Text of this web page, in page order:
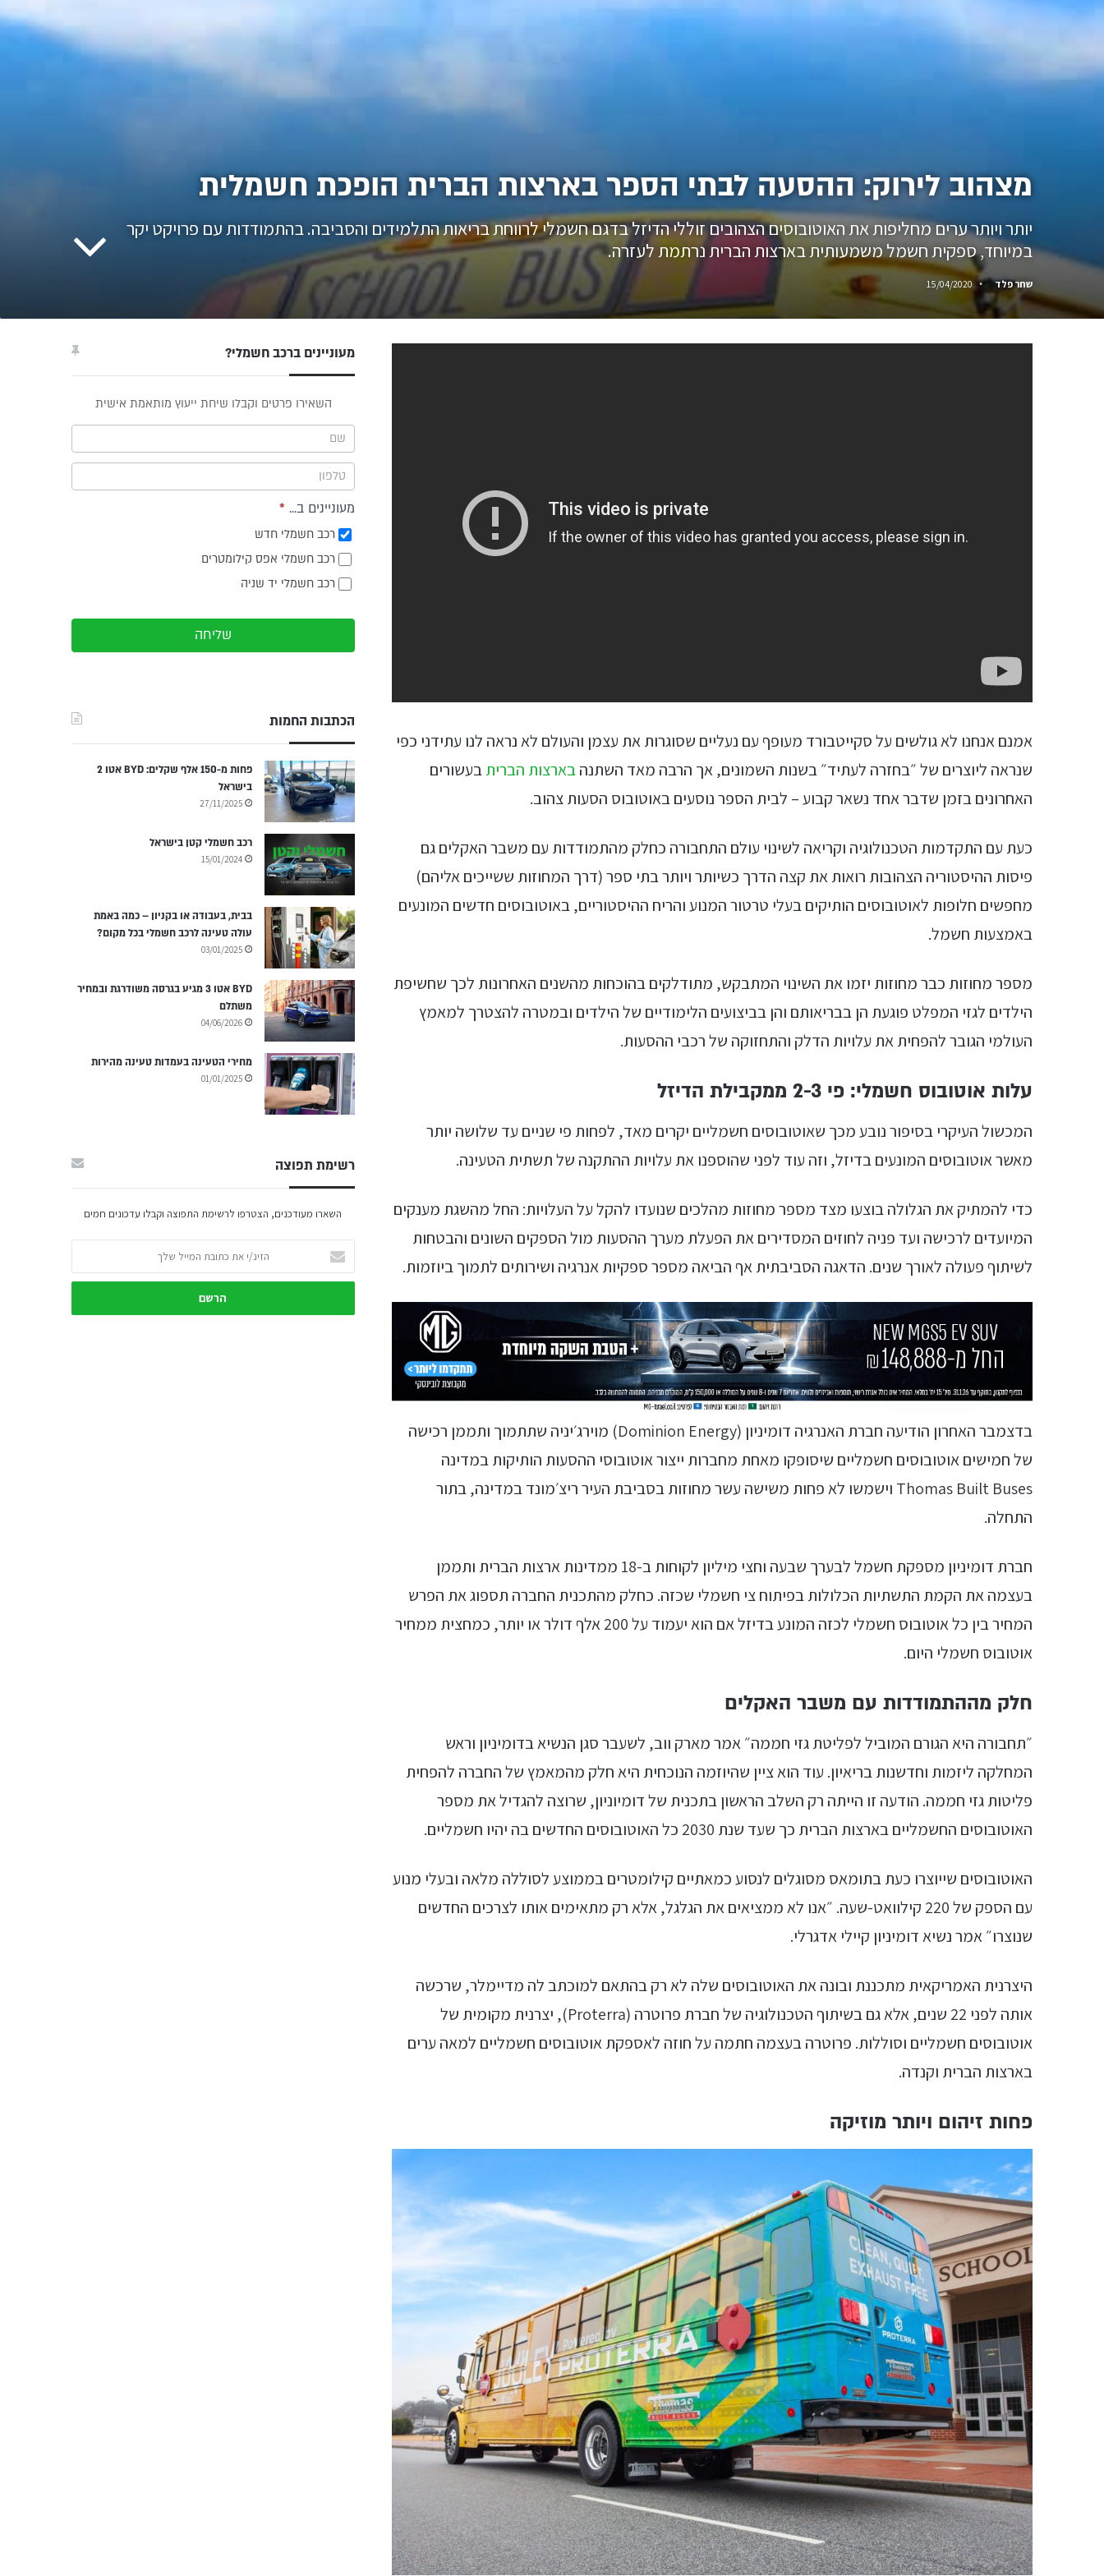
מצהוב לירוק: ההסעה לבתי הספר בארצות הברית הופכת חשמלית
יותר ויותר ערים מחליפות את האוטובוסים הצהובים זוללי הדיזל בדגם חשמלי לרווחת בריאות התלמידים והסביבה. בהתמודדות עם פרויקט יקר
במיוחד, ספקית חשמל משמעותית בארצות הברית נרתמת לעזרה.
שחר פלד 15/04/2020
אמנם אנחנו לא גולשים על סקייטבורד מעופף עם נעליים שסוגרות את עצמן והעולם לא נראה לנו עתידני כפי
שנראה ליוצרים של ״בחזרה לעתיד״ בשנות השמונים, אך הרבה מאד השתנהבארצות הבריתבעשורים
האחרונים בזמן שדבר אחד נשאר קבוע – לבית הספר נוסעים באוטובוס הסעות צהוב.
כעת עם התקדמות הטכנולוגיה וקריאה לשינוי עולם התחבורה כחלק מהתמודדות עם משבר האקלים גם
פיסות ההיסטוריה הצהובות רואות את קצה הדרך כשיותר ויותר בתי ספר (דרך המחוזות ששייכים אליהם)
מחפשים חלופות לאוטובוסים הותיקים בעלי טרטור המנוע והריח ההיסטוריים, באוטובוסים חדשים המונעים
באמצעות חשמל.
מספר מחוזות כבר מחוזות יזמו את השינוי המתבקש, מתודלקים בהוכחות מהשנים האחרונות לכך שחשיפת
הילדים לגזי המפלט פוגעת הן בבריאותם והן בביצועים הלימודיים של הילדים ובמטרה להצטרך למאמץ
העולמי הגובר להפחית את עלויות הדלק והתחזוקה של רכבי ההסעות.
עלות אוטובוס חשמלי: פי 2-3 ממקבילת הדיזל
המכשול העיקרי בסיפור נובע מכך שאוטובוסים חשמליים יקרים מאד, לפחות פי שניים עד שלושה יותר
מאשר אוטובוסים המונעים בדיזל, וזה עוד לפני שהוספנו את עלויות ההתקנה של תשתית הטעינה.
כדי להמתיק את הגלולה בוצעו מצד מספר מחוזות מהלכים שנועדו להקל על העלויות: החל מהשגת מענקים
המיועדים לרכישה ועד פניה לחוזים המסדירים את הפעלת מערך ההסעות מול הספקים השונים והבטחות
לשיתוף פעולה לאורך שנים. הדאגה הסביבתית אף הביאה מספר ספקיות אנרגיה ושירותים לתמוך ביוזמות.
בדצמבר האחרון הודיעה חברת האנרגיה דומיניון (Dominion Energy) מוירג׳יניה שתתמוך ותממן רכישה
של חמישים אוטובוסים חשמליים שיסופקו מאחת מחברות ייצור אוטובוסי ההסעות הותיקות במדינה
Thomas Built Buses וישמשו לא פחות משישה עשר מחוזות בסביבת העיר ריצ׳מונד במדינה, בתור
התחלה.
חברת דומיניון מספקת חשמל לבערך שבעה וחצי מיליון לקוחות ב-18 ממדינות ארצות הברית ותממן
בעצמה את הקמת התשתיות הכלולות בפיתוח צי חשמלי שכזה. כחלק מהתכנית החברה תספוג את הפרש
המחיר בין כל אוטובוס חשמלי לכזה המונע בדיזל אם הוא יעמוד על 200 אלף דולר או יותר, כמחצית ממחיר
אוטובוס חשמלי היום.
חלק מההתמודדות עם משבר האקלים
״תחבורה היא הגורם המוביל לפליטת גזי חממה״ אמר מארק ווב, לשעבר סגן הנשיא בדומיניון וראש
המחלקה ליזמות וחדשנות בריאיון. עוד הוא ציין שהיוזמה הנוכחית היא חלק מהמאמץ של החברה להפחית
פליטות גזי חממה. הודעה זו הייתה רק השלב הראשון בתכנית של דומיוניון, שרוצה להגדיל את מספר
האוטובוסים החשמליים בארצות הברית כך שעד שנת 2030 כל האוטובוסים החדשים בה יהיו חשמליים.
האוטובוסים שייוצרו כעת בתומאס מסוגלים לנסוע כמאתיים קילומטרים בממוצע לסוללה מלאה ובעלי מנוע
עם הספק של 220 קילוואט-שעה. ״אנו לא ממציאים את הגלגל, אלא רק מתאימים אותו לצרכים החדשים
שנוצרו״ אמר נשיא דומיניון קיילי אדגרלי.
היצרנית האמריקאית מתכננת ובונה את האוטובוסים שלה לא רק בהתאם למוכתב לה מדיימלר, שרכשה
אותה לפני 22 שנים, אלא גם בשיתוף הטכנולוגיה של חברת פרוטרה (Proterra), יצרנית מקומית של
אוטובוסים חשמליים וסוללות. פרוטרה בעצמה חתמה על חוזה לאספקת אוטובוסים חשמליים למאה ערים
בארצות הברית וקנדה.
פחות זיהום ויותר מוזיקה
מעוניינים ברכב חשמלי?
השאירו פרטים וקבלו שיחת ייעוץ מותאמת אישית
מעוניינים ב... *
רכב חשמלי חדש
רכב חשמלי אפס קילומטרים
רכב חשמלי יד שניה
שליחה
הכתבות החמות
פחות מ-150 אלף שקלים: BYD אטו 2
בישראל
27/11/2025
רכב חשמלי קטן בישראל
15/01/2024
בבית, בעבודה או בקניון – כמה באמת
עולה טעינה לרכב חשמלי בכל מקום?
03/01/2025
BYD אטו 3 מגיע בגרסה משודרגת ובמחיר
משתלם
04/06/2026
מחירי הטעינה בעמדות טעינה מהירות
01/01/2025
רשימת תפוצה
השארו מעודכנים, הצטרפו לרשימת התפוצה וקבלו עדכונים חמים
את
כתובת
שלך